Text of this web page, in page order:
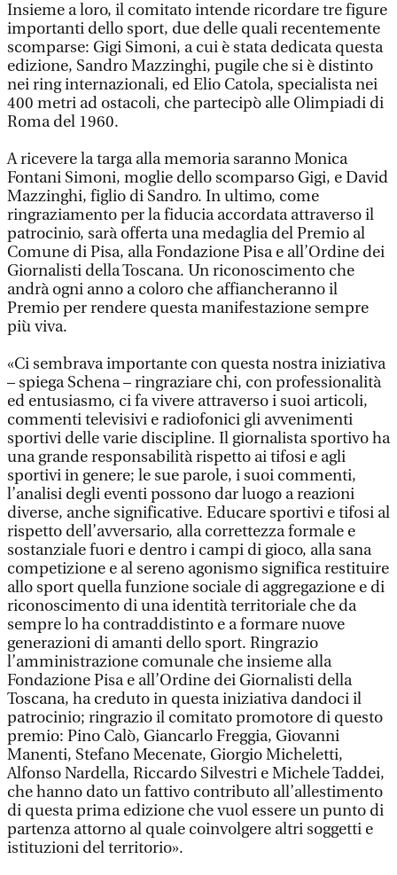
Insieme a loro, il comitato intende ricordare tre figure
importanti dello sport, due delle quali recentemente
scomparse: Gigi Simoni, a cui è stata dedicata questa
edizione, Sandro Mazzinghi, pugile che si è distinto
nei ring internazionali, ed Elio Catola, specialista nei
400 metri ad ostacoli, che partecipò alle Olimpiadi di
Roma del 1960.
A ricevere la targa alla memoria saranno Monica
Fontani Simoni, moglie dello scomparso Gigi, e David
Mazzinghi, figlio di Sandro. In ultimo, come
ringraziamento per la fiducia accordata attraverso il
patrocinio, sarà offerta una medaglia del Premio al
Comune di Pisa, alla Fondazione Pisa e all’Ordine dei
Giornalisti della Toscana. Un riconoscimento che
andrà ogni anno a coloro che affiancheranno il
Premio per rendere questa manifestazione sempre
più viva.
«Ci sembrava importante con questa nostra iniziativa
– spiega Schena – ringraziare chi, con professionalità
ed entusiasmo, ci fa vivere attraverso i suoi articoli,
commenti televisivi e radiofonici gli avvenimenti
sportivi delle varie discipline. Il giornalista sportivo ha
una grande responsabilità rispetto ai tifosi e agli
sportivi in genere; le sue parole, i suoi commenti,
l’analisi degli eventi possono dar luogo a reazioni
diverse, anche significative. Educare sportivi e tifosi al
rispetto dell’avversario, alla correttezza formale e
sostanziale fuori e dentro i campi di gioco, alla sana
competizione e al sereno agonismo significa restituire
allo sport quella funzione sociale di aggregazione e di
riconoscimento di una identità territoriale che da
sempre lo ha contraddistinto e a formare nuove
generazioni di amanti dello sport. Ringrazio
l’amministrazione comunale che insieme alla
Fondazione Pisa e all’Ordine dei Giornalisti della
Toscana, ha creduto in questa iniziativa dandoci il
patrocinio; ringrazio il comitato promotore di questo
premio: Pino Calò, Giancarlo Freggia, Giovanni
Manenti, Stefano Mecenate, Giorgio Micheletti,
Alfonso Nardella, Riccardo Silvestri e Michele Taddei,
che hanno dato un fattivo contributo all’allestimento
di questa prima edizione che vuol essere un punto di
partenza attorno al quale coinvolgere altri soggetti e
istituzioni del territorio».